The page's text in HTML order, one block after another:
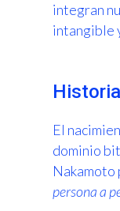
integran
intangible
El
dominio
Nakamoto
persona a